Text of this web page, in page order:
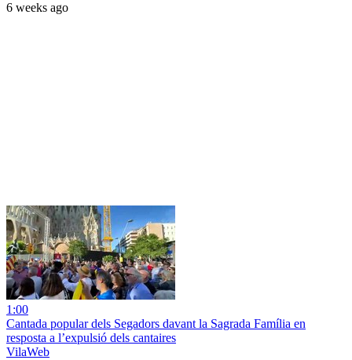
6 weeks ago
1:00
Cantada popular dels Segadors davant la Sagrada Família en
resposta a l’expulsió dels cantaires
VilaWeb